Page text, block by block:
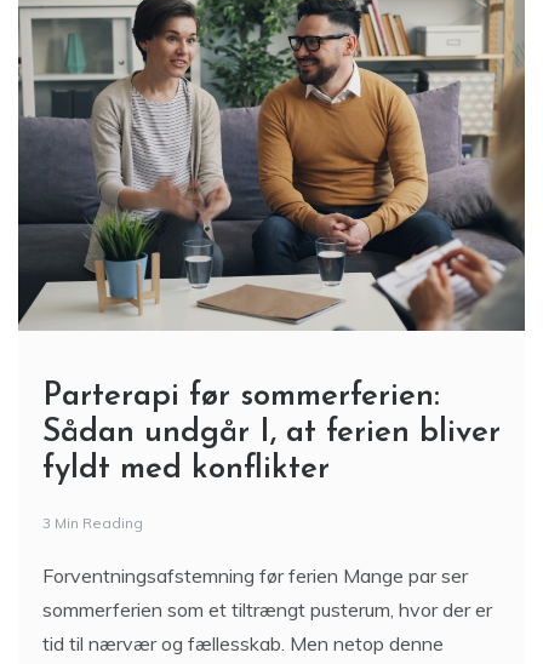
Parterapi før sommerferien:
Sådan undgår I, at ferien bliver
fyldt med konflikter
3 Min Reading
Forventningsafstemning før ferien Mange par ser
sommerferien som et tiltrængt pusterum, hvor der er
tid til nærvær og fællesskab. Men netop denne